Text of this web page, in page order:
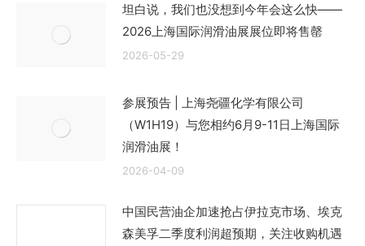
坦白说，我们也没想到今年会这么快——
2026上海国际润滑油展展位即将售罄
2026-05-29
参展预告 | 上海尧疆化学有限公司
（W1H19）与您相约6月9-11日上海国际
润滑油展！
2026-04-09
中国民营油企加速抢占伊拉克市场、埃克
森美孚二季度利润超预期，关注收购机遇